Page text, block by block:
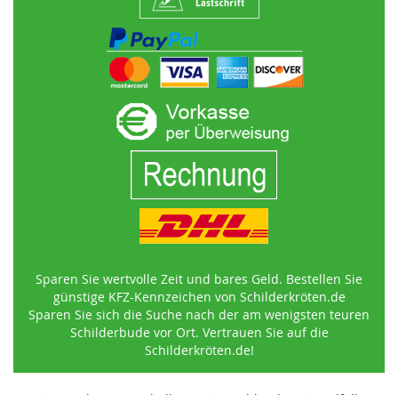
Sparen Sie wertvolle Zeit und bares Geld. Bestellen Sie
günstige KFZ-Kennzeichen von Schilderkröten.de
Sparen Sie sich die Suche nach der am wenigsten teuren
Schilderbude vor Ort. Vertrauen Sie auf die
Schilderkröten.de!